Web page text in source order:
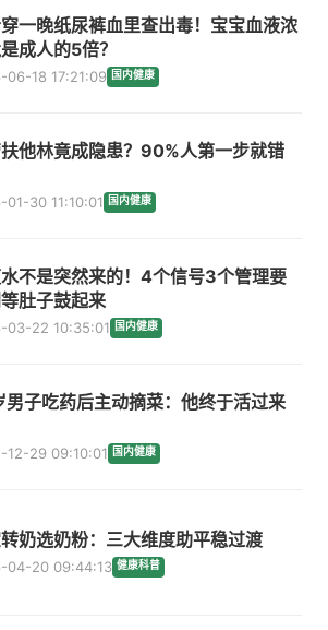
一晚纸尿裤血里查出毒！宝宝血液浓
成人的5倍？
06-18 17:21:09 国内健康
他林竟成隐患？90%人第一步就错
01-30 11:10:01 国内健康
不是突然来的！4个信号3个管理要
肚子鼓起来
03-22 10:35:01 国内健康
男子吃药后主动摘菜：他终于活过来
12-29 09:10:01 国内健康
奶选奶粉：三大维度助平稳过渡
04-20 09:44:13 健康科普